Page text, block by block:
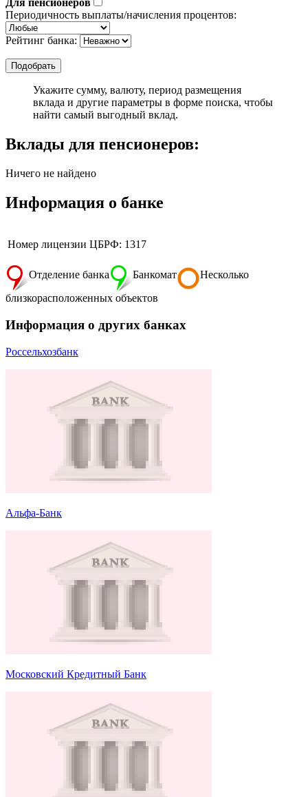
Периодичность выплаты/начисления процентов:
Рейтинг банка:
Укажите сумму, валюту, период размещения
вклада и другие параметры в форме поиска, чтобы
найти самый выгодный вклад.
Вклады для пенсионеров:
Ничего не найдено
Информация о банке
Номер лицензии ЦБРФ: 1317
Отделение банка Банкомат Несколько
близкорасположенных объектов
Информация о других банках
Россельхозбанк
Альфа-Банк
Московский Кредитный Банк